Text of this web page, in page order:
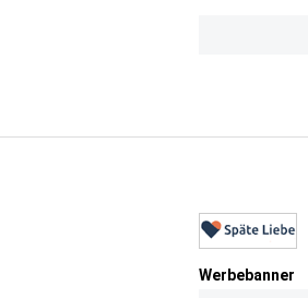
Werbebanner